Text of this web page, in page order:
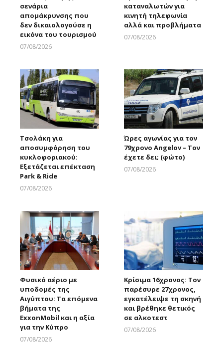
σενάρια
απομάκρυνσης που
δεν δικαιολογούσε η
εικόνα του τουρισμού
07/08/2026
καταναλωτών για
κινητή τηλεφωνία
αλλά και προβλήματα
07/08/2026
Τσολάκη για
αποσυμφόρηση του
κυκλοφοριακού:
Εξετάζεται επέκταση
Park & Ride
07/08/2026
Ώρες αγωνίας για τον
79χρονο Angelov – Τον
έχετε δει; (φώτο)
07/08/2026
Φυσικό αέριο με
υποδομές της
Αιγύπτου: Τα επόμενα
βήματα της
ExxonMobil και η αξία
για την Κύπρο
07/08/2026
Κρίσιμα 16χρονος: Τον
παρέσυρε 27χρονος,
εγκατέλειψε τη σκηνή
και βρέθηκε θετικός
σε αλκοτεστ
07/08/2026